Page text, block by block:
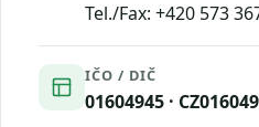
Tel./Fax: +420 573
IČO / DIČ
01604945 ·